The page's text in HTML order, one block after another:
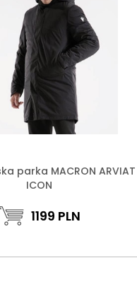
parka MACRON ARVIAT
ICON
1199 PLN